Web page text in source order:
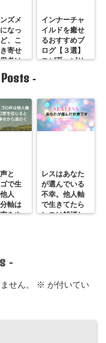
ズメ
なっ
、こ
寄せ
考は
インナーチャ
イルドを癒せ
るおすすめブ
ログ【３選】
スピ系・ビリ
-
と
で生
人
軸は
をや
レスはあなた
が選んでいる
不幸。他人軸
で生きてたら
レスは解消し
-
せん。 ※ が付いてい